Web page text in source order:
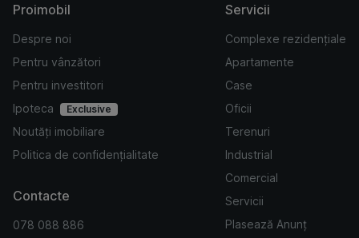
Proimobil
Despre noi
Pentru vânzători
Pentru investitori
Ipoteca
Exclusive
Noutăți imobiliare
Politica de confidențialitate
Servicii
Complexe rezidențiale
Apartamente
Case
Oficii
Terenuri
Industrial
Comercial
Servicii
Plasează Anunț
Contacte
078 088 886